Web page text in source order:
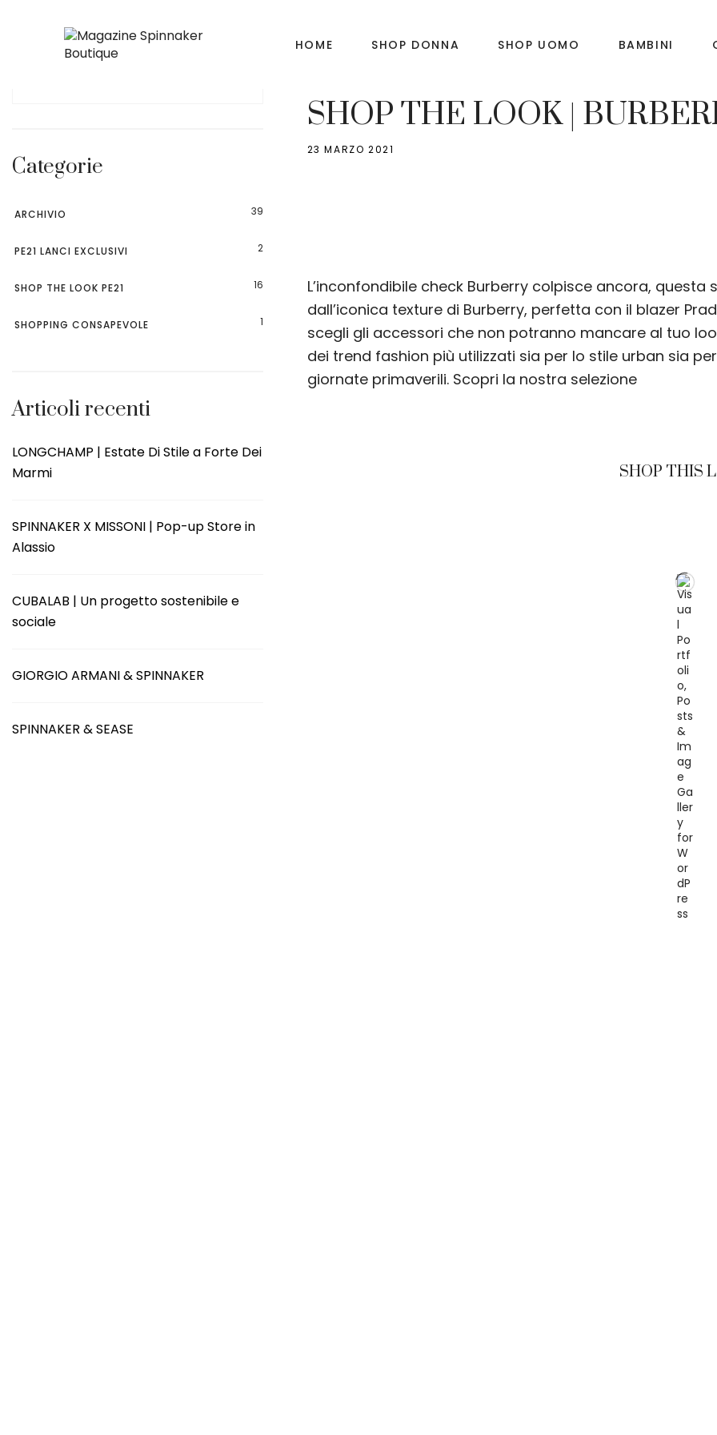
HOME SHOP DONNA SHOP UOMO BAMBINI
Categorie
ARCHIVIO 39
PE21 LANCI EXCLUSIVI 2
SHOP THE LOOK PE21 16
SHOPPING CONSAPEVOLE 1
Articoli recenti
LONGCHAMP | Estate Di Stile a Forte Dei
Marmi
SPINNAKER X MISSONI | Pop-up Store in
Alassio
CUBALAB | Un progetto sostenibile e
sociale
GIORGIO ARMANI & SPINNAKER
SPINNAKER & SEASE
SHOP THE LOOK |
23 MARZO 2021
L’inconfondibile check Burberry colpisce ancora,
dall’iconica texture di Burberry, perfetta con il blazer
scegli gli accessori che non potranno mancare al tuo
dei trend fashion più utilizzati sia per lo stile urban sia
giornate primaverili. Scopri la nostra selezione
SHOP THIS